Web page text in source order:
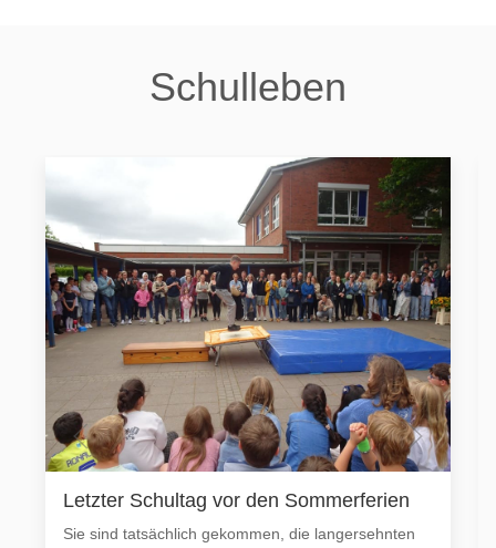
Schulleben
Letzter Schultag vor den Sommerferien
Sie sind tatsächlich gekommen, die langersehnten